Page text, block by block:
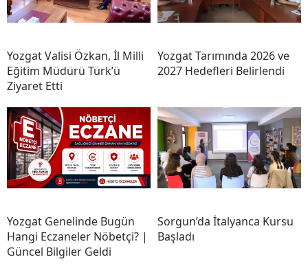
Yozgat Valisi Özkan, İl Milli
Eğitim Müdürü Türk’ü
Ziyaret Etti
Yozgat Tarımında 2026 ve
2027 Hedefleri Belirlendi
Yozgat Genelinde Bugün
Hangi Eczaneler Nöbetçi? |
Güncel Bilgiler Geldi
Sorgun’da İtalyanca Kursu
Başladı